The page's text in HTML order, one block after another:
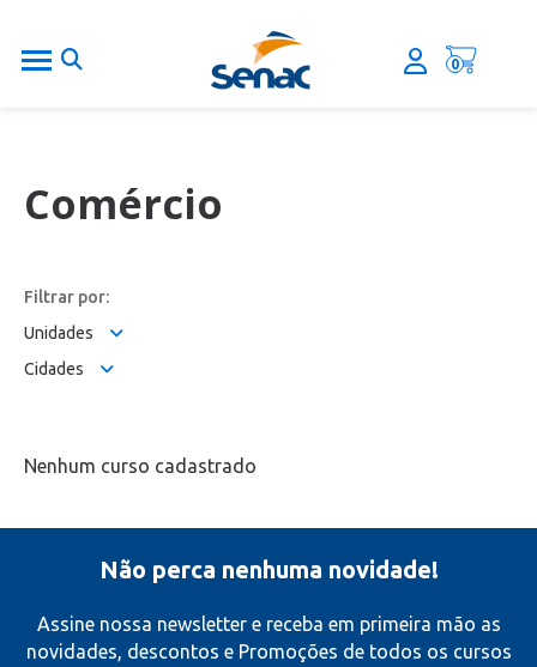
0
Comércio
Filtrar por:
Unidades
Cidades
Nenhum curso cadastrado
Não perca nenhuma novidade!
Assine nossa newsletter e receba em primeira mão as
novidades, descontos e Promoções de todos os cursos